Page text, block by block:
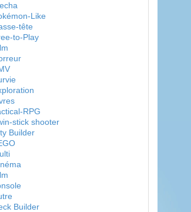
Like
tête
to-Play
RPG
stick shooter
Builder
Builder